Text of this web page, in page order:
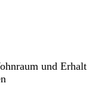
und Erhalt